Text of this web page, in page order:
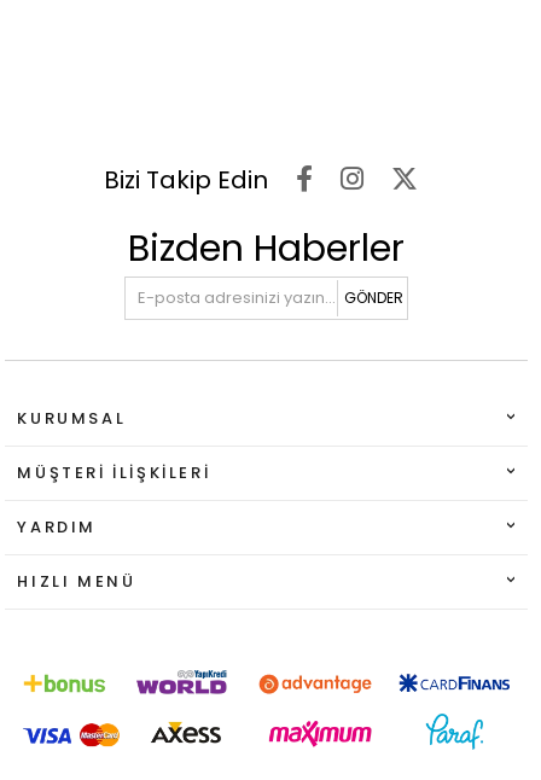
Bizi Takip Edin
Bizden Haberler
GÖNDER
KURUMSAL
MÜŞTERI İLIŞKILERI
YARDIM
HIZLI MENÜ